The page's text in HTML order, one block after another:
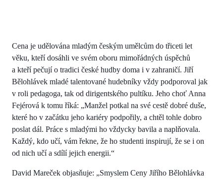
Cena je udělována mladým českým umělcům do třiceti let
věku, kteří dosáhli ve svém oboru mimořádných úspěchů
a kteří pečují o tradici české hudby doma i v zahraničí. Jiří
Bělohlávek mladé talentované hudebníky vždy podporoval jak
v roli pedagoga, tak od dirigentského pultíku. Jeho choť Anna
Fejérová k tomu říká: „Manžel potkal na své cestě dobré duše,
které ho v začátku jeho kariéry podpořily, a chtěl tohle dobro
poslat dál. Práce s mladými ho vždycky bavila a naplňovala.
Každý, kdo učí, vám řekne, že ho studenti inspirují, že se i on
od nich učí a sdílí jejich energii.“
David Mareček objasňuje: „Smyslem Ceny Jiřího Bělohlávka